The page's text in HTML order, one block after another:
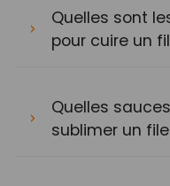
Quelles sont
pour cuire un
Quelles
sublimer un